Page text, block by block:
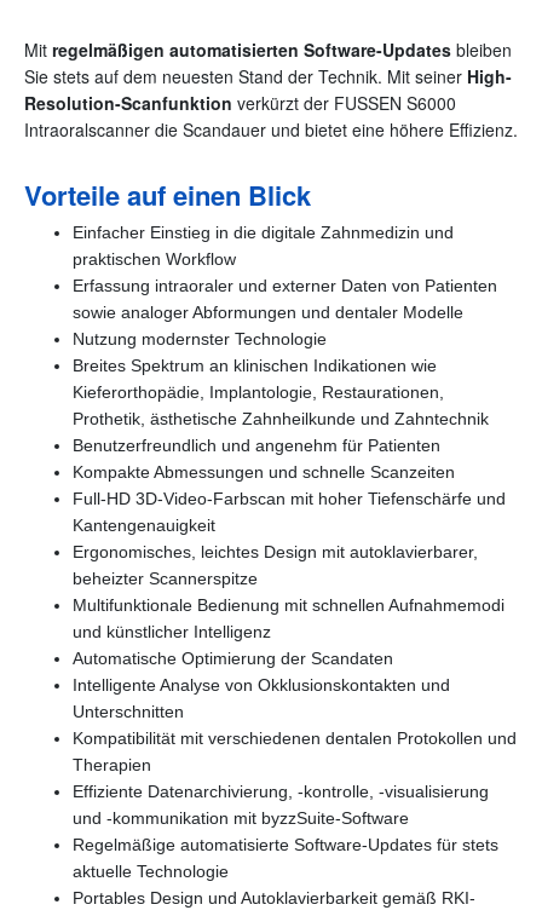
Mit regelmäßigen automatisierten Software-Updates bleiben
Sie stets auf dem neuesten Stand der Technik. Mit seiner High-
Resolution-Scanfunktion verkürzt der FUSSEN S6000
Intraoralscanner die Scandauer und bietet eine höhere Effizienz.
Vorteile auf einen Blick
Einfacher Einstieg in die digitale Zahnmedizin und
praktischen Workflow
Erfassung intraoraler und externer Daten von Patienten
sowie analoger Abformungen und dentaler Modelle
Nutzung modernster Technologie
Breites Spektrum an klinischen Indikationen wie
Kieferorthopädie, Implantologie, Restaurationen,
Prothetik, ästhetische Zahnheilkunde und Zahntechnik
Benutzerfreundlich und angenehm für Patienten
Kompakte Abmessungen und schnelle Scanzeiten
Full-HD 3D-Video-Farbscan mit hoher Tiefenschärfe und
Kantengenauigkeit
Ergonomisches, leichtes Design mit autoklavierbarer,
beheizter Scannerspitze
Multifunktionale Bedienung mit schnellen Aufnahmemodi
und künstlicher Intelligenz
Automatische Optimierung der Scandaten
Intelligente Analyse von Okklusionskontakten und
Unterschnitten
Kompatibilität mit verschiedenen dentalen Protokollen und
Therapien
Effiziente Datenarchivierung, -kontrolle, -visualisierung
und -kommunikation mit byzzSuite-Software
Regelmäßige automatisierte Software-Updates für stets
aktuelle Technologie
Portables Design und Autoklavierbarkeit gemäß RKI-